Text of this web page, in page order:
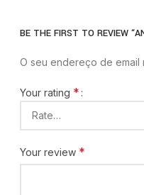
BE THE FIRST TO REVIEW
O seu endereço de email
Your rating *
Your review *